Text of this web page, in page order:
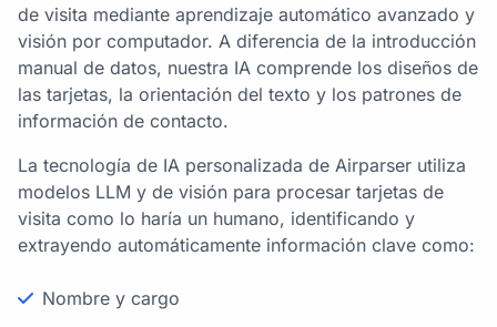
de visita mediante aprendizaje automático avanzado y
visión por computador. A diferencia de la introducción
manual de datos, nuestra IA comprende los diseños de
las tarjetas, la orientación del texto y los patrones de
información de contacto.
La tecnología de IA personalizada de Airparser utiliza
modelos LLM y de visión para procesar tarjetas de
visita como lo haría un humano, identificando y
extrayendo automáticamente información clave como:
Nombre y cargo